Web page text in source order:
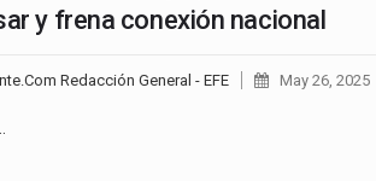
y frena conexión nacional
Redacción General - EFE May 26, 2025